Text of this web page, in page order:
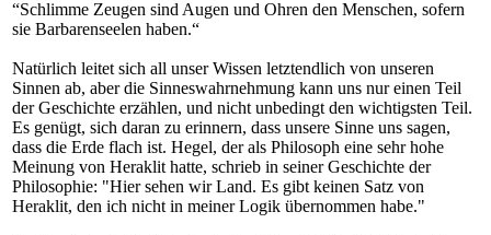
“Schlimme Zeugen sind Augen und Ohren den Menschen, sofern
sie Barbarenseelen haben.“
Natürlich leitet sich all unser Wissen letztendlich von unseren
Sinnen ab, aber die Sinneswahrnehmung kann uns nur einen Teil
der Geschichte erzählen, und nicht unbedingt den wichtigsten Teil.
Es genügt, sich daran zu erinnern, dass unsere Sinne uns sagen,
dass die Erde flach ist. Hegel, der als Philosoph eine sehr hohe
Meinung von Heraklit hatte, schrieb in seiner Geschichte der
Philosophie: "Hier sehen wir Land. Es gibt keinen Satz von
Heraklit, den ich nicht in meiner Logik übernommen habe."